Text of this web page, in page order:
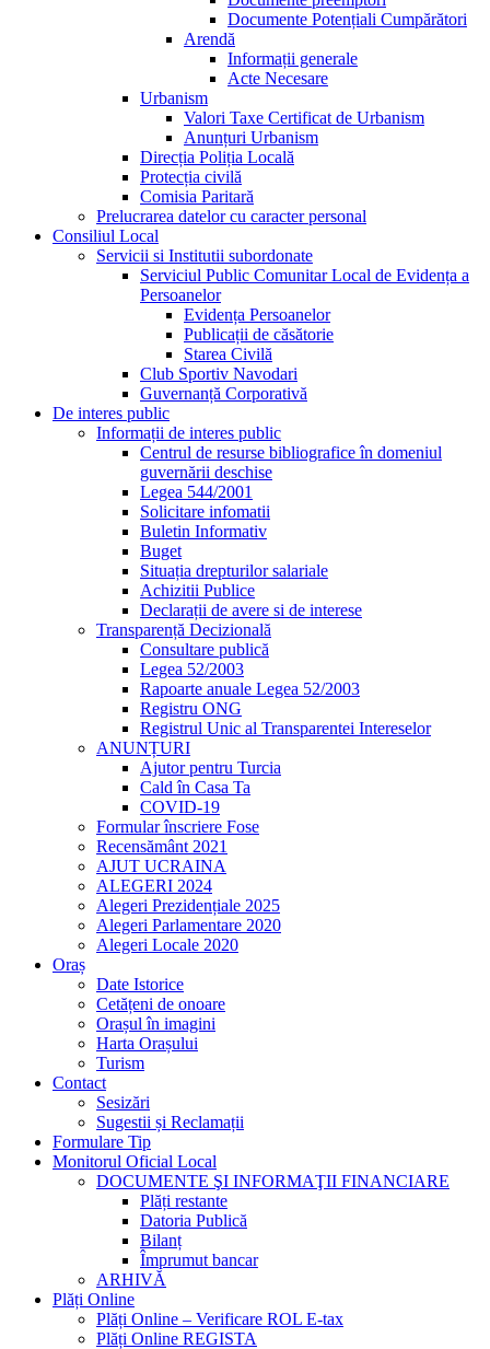
Documente Potențiali Cumpărători
Arendă
Informații generale
Acte Necesare
Urbanism
Valori Taxe Certificat de Urbanism
Anunțuri Urbanism
Direcția Poliția Locală
Protecția civilă
Comisia Paritară
Prelucrarea datelor cu caracter personal
Consiliul Local
Servicii si Institutii subordonate
Serviciul Public Comunitar Local de Evidența a
Persoanelor
Evidența Persoanelor
Publicații de căsătorie
Starea Civilă
Club Sportiv Navodari
Guvernanță Corporativă
De interes public
Informații de interes public
Centrul de resurse bibliografice în domeniul
guvernării deschise
Legea 544/2001
Solicitare infomatii
Buletin Informativ
Buget
Situația drepturilor salariale
Achizitii Publice
Declarații de avere si de interese
Transparență Decizională
Consultare publică
Legea 52/2003
Rapoarte anuale Legea 52/2003
Registru ONG
Registrul Unic al Transparentei Intereselor
ANUNȚURI
Ajutor pentru Turcia
Cald în Casa Ta
COVID-19
Formular înscriere Fose
Recensământ 2021
AJUT UCRAINA
ALEGERI 2024
Alegeri Prezidențiale 2025
Alegeri Parlamentare 2020
Alegeri Locale 2020
Oraș
Date Istorice
Cetățeni de onoare
Orașul în imagini
Harta Orașului
Turism
Contact
Sesizări
Sugestii și Reclamații
Formulare Tip
Monitorul Oficial Local
DOCUMENTE ŞI INFORMAŢII FINANCIARE
Plăți restante
Datoria Publică
Bilanț
Împrumut bancar
ARHIVĂ
Plăți Online
Plăți Online – Verificare ROL E-tax
Plăți Online REGISTA